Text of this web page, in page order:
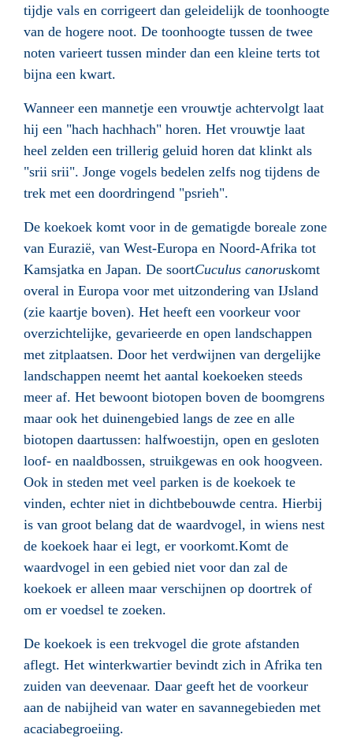
tijdje vals en corrigeert dan geleidelijk de toonhoogte
van de hogere noot. De toonhoogte tussen de twee
noten varieert tussen minder dan een kleine terts tot
bijna een kwart.
Wanneer een mannetje een vrouwtje achtervolgt laat
hij een "hach hachhach" horen. Het vrouwtje laat
heel zelden een trillerig geluid horen dat klinkt als
"srii srii". Jonge vogels bedelen zelfs nog tijdens de
trek met een doordringend "psrieh".
De koekoek komt voor in de gematigde boreale zone
van Eurazië, van West-Europa en Noord-Afrika tot
Kamsjatka en Japan. De soortCuculus canoruskomt
overal in Europa voor met uitzondering van IJsland
(zie kaartje boven). Het heeft een voorkeur voor
overzichtelijke, gevarieerde en open landschappen
met zitplaatsen. Door het verdwijnen van dergelijke
landschappen neemt het aantal koekoeken steeds
meer af. Het bewoont biotopen boven de boomgrens
maar ook het duinengebied langs de zee en alle
biotopen daartussen: halfwoestijn, open en gesloten
loof- en naaldbossen, struikgewas en ook hoogveen.
Ook in steden met veel parken is de koekoek te
vinden, echter niet in dichtbebouwde centra. Hierbij
is van groot belang dat de waardvogel, in wiens nest
de koekoek haar ei legt, er voorkomt.Komt de
waardvogel in een gebied niet voor dan zal de
koekoek er alleen maar verschijnen op doortrek of
om er voedsel te zoeken.
De koekoek is een trekvogel die grote afstanden
aflegt. Het winterkwartier bevindt zich in Afrika ten
zuiden van deevenaar. Daar geeft het de voorkeur
aan de nabijheid van water en savannegebieden met
acaciabegroeiing.